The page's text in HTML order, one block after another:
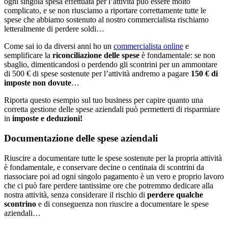
complicato, e se non riusciamo a riportare correttamente tutte le
spese che abbiamo sostenuto al nostro commercialista rischiamo
letteralmente di perdere soldi…
Come sai io da diversi anni ho un commercialista online e
semplificare la riconciliazione delle spese è fondamentale: se non
sbaglio, dimenticandosi o perdendo gli scontrini per un ammontare
di 500 € di spese sostenute per l’attività andremo a pagare 150 € di
imposte non dovute…
Riporta questo esempio sul tuo business per capire quanto una
corretta gestione delle spese aziendali può permetterti di risparmiare
in imposte e deduzioni!
Documentazione delle spese aziendali
Riuscire a documentare tutte le spese sostenute per la propria attività
è fondamentale, e conservare decine o centinaia di scontrini da
riassociare poi ad ogni singolo pagamento è un vero e proprio lavoro
che ci può fare perdere tantissime ore che potremmo dedicare alla
nostra attività, senza considerare il rischio di perdere qualche
scontrino e di conseguenza non riuscire a documentare le spese
aziendali…